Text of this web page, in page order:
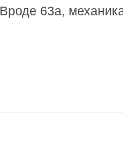
Вроде 63а,